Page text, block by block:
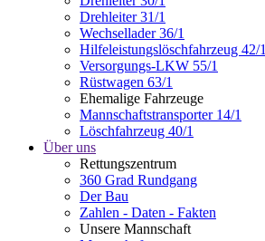
Drehleiter 31/1
Wechsellader 36/1
Hilfeleistungslöschfahrzeug 42/1
Versorgungs-LKW 55/1
Rüstwagen 63/1
Ehemalige Fahrzeuge
Mannschaftstransporter 14/1
Löschfahrzeug 40/1
Über uns
Rettungszentrum
360 Grad Rundgang
Der Bau
Zahlen - Daten - Fakten
Unsere Mannschaft